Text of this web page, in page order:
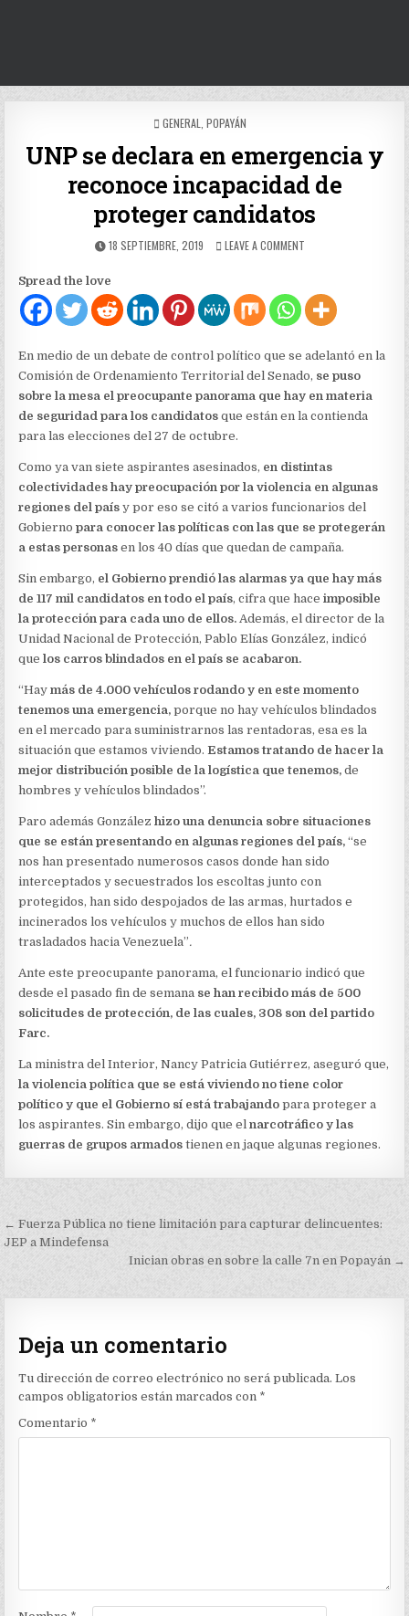
POSTED
GENERAL POPAYÁN
UNP se declara en emergencia y
reconoce incapacidad de
proteger candidatos
PUBLISHED
18 SEPTIEMBRE, 2019 LEAVE A COMMENT
DECLARA
EN
EMERGENCIA
RECONOCE
DE
PROTEGER
CANDIDATOS
Spread the love
En medio de un debate de control político que se adelantó en la
Comisión de Ordenamiento Territorial del Senado, se puso
sobre la mesa el preocupante panorama que hay en materia
de seguridad para los candidatos que están en la contienda
para las elecciones del 27 de octubre.
Como ya van siete aspirantes asesinados, en distintas
colectividades hay preocupación por la violencia en algunas
regiones del país y por eso se citó a varios funcionarios del
Gobiernopara conocer las políticas con las que se protegerán
a estas personas en los 40 días que quedan de campaña.
Sin embargo, el Gobierno prendió las alarmas ya que hay más
de 117 mil candidatos en todo el país, cifra que haceimposible
la protección para cada uno de ellos.Además, el director de la
Unidad Nacional de Protección, Pablo Elías González, indicó
quelos carros blindados en el país se acabaron.
“Haymás de 4.000 vehículos rodando y en este momento
tenemos una emergencia, porque no hay vehículos blindados
en el mercado para suministrarnos las rentadoras, esa es la
situación que estamos viviendo.Estamos tratando de hacer la
mejor distribución posible de la logística que tenemos, de
hombres y vehículos blindados”.
Paro además Gonzálezhizo una denuncia sobre situaciones
que se están presentando en algunas regiones del país, “se
nos han presentado numerosos casos donde han sido
interceptados y secuestrados los escoltas junto con
protegidos, han sido despojados de las armas, hurtados e
incinerados los vehículos y muchos de ellos han sido
trasladados hacia Venezuela”.
Ante este preocupante panorama, el funcionario indicó que
desde el pasado fin de semana se han recibido más de 500
solicitudes de protección, de las cuales, 308 son del partido
Farc.
La ministra del Interior, Nancy Patricia Gutiérrez, aseguró que,
la violencia política que se está viviendo no tiene color
político y que el Gobierno sí está trabajando para proteger a
los aspirantes. Sin embargo, dijo que elnarcotráfico y las
guerras de grupos armados tienen en jaque algunas regiones.
Navegación
de
← Fuerza Pública no tiene limitación para capturar delincuentes:
JEP a Mindefensa
Inician obras en sobre la calle 7n en Popayán →
Deja un comentario
Tu dirección de correo electrónico no será publicada. Los
campos obligatorios están marcados con *
Comentario *